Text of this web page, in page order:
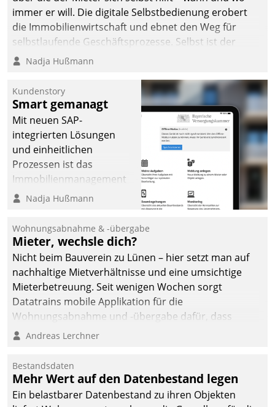
immer er will. Die digitale Selbstbedienung erobert
die Immobilienwirtschaft und ebnet den Weg für
selbstlaufende Geschäftsprozesse. Selbst ist der
Kunde und smart der Serviceanbieter.
Nadja Hußmann
Kundenstory
Smart gemanagt
Mit neuen SAP-
integrierten Lösungen
und einheitlichen
Prozessen ist das
Immobilienmanagement
der Bayerischen
Ressort Kapitalanlage für
künftige Aufgaben und
Herausforderungen
gerüstet.
Nadja Hußmann
Wohnungsabnahme & -übergabe
Mieter, wechsle dich?
Nicht beim Bauverein zu Lünen – hier setzt man auf
nachhaltige Mietverhältnisse und eine umsichtige
Mieterbetreuung. Seit wenigen Wochen sorgt
Datatrains mobile Applikation für die
Wohnungsabnahme und -übergabe dafür, dass
Mieter wohlgeordnet kommen und, so es sein muss,
Andreas Lerchner
Bestandsdaten
Mehr Wert auf den Datenbestand legen
Ein belastbarer Datenbestand zu ihren Objekten